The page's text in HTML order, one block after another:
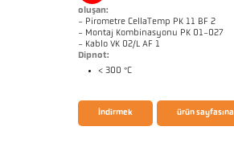
oluşan:
- Pirometre CellaTemp PK 11 BF 2
- Montaj Kombinasyonu PK 01-027
- Kablo VK 02/L AF 1
Dipnot:
< 300 °C
İndirmek ürün sayfasına